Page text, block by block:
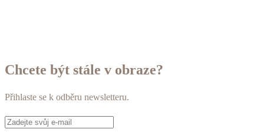
Chcete být stále v obraze?
Přihlaste se k odběru newsletteru.